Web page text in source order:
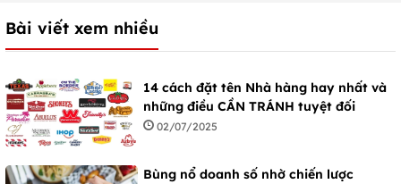
Bài viết xem nhiều
14 cách đặt tên Nhà hàng hay nhất và
những điều CẦN TRÁNH tuyệt đối
02/07/2025
Bùng nổ doanh số nhờ chiến lược